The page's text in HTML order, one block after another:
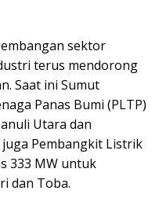
sektor
terus mendorong
Saat ini Sumut
Panas Bumi (PLTP)
Utara dan
Pembangkit Listrik
333 MW untuk
dan Toba.